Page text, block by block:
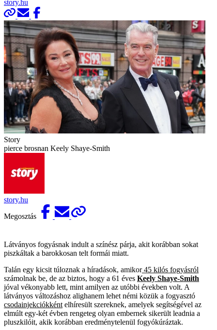
story.hu
Story
pierce brosnan Keely Shaye-Smith
story.hu
Megosztás
Látványos fogyásnak indult a színész párja, akit korábban sokat
piszkáltak a barokkosan telt formái miatt.
Talán egy kicsit túloznak a híradások, amikor45 kilós fogyásról
számolnak be, de az biztos, hogy a 61 éves Keely Shaye-Smith
jóval vékonyabb lett, mint amilyen az utóbbi években volt. A
látványos változáshoz alighanem lehet némi közük a fogyasztó
csodainjekciókként elhíresült szereknek, amelyek segítségével az
elmúlt egy-két évben rengeteg olyan embernek sikerült leadnia a
pluszkilóit, akik korábban eredménytelenül fogyókúráztak.